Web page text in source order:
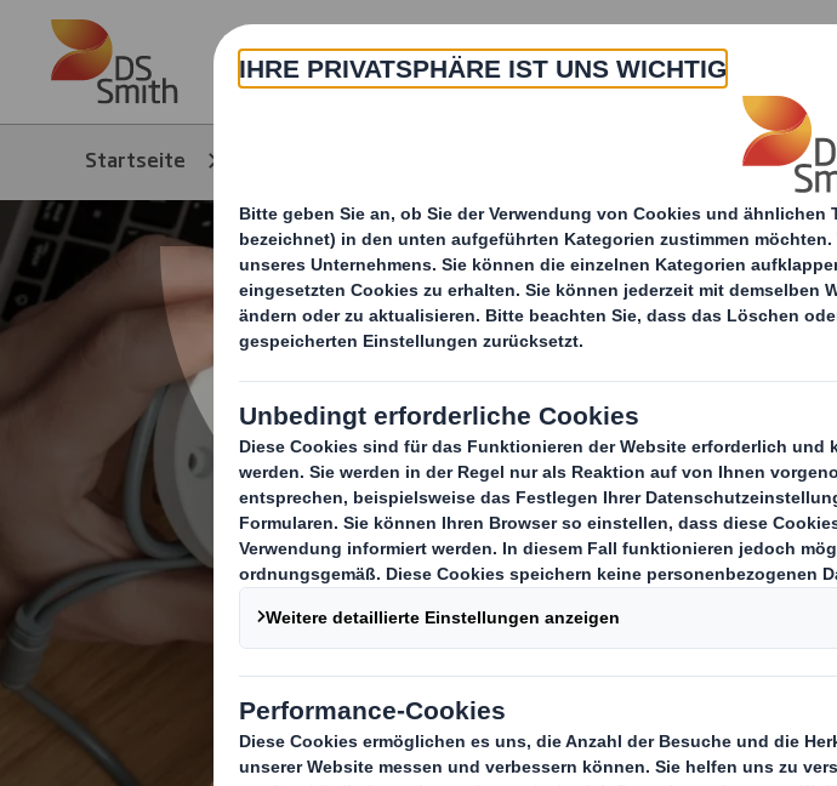
Skip to main content
Über Uns Produkte & Service
Startseite Elektronikindustrie